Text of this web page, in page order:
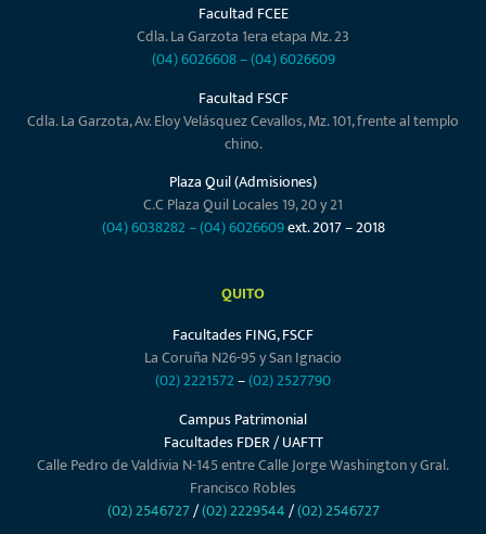
Facultad FCEE
Cdla. La Garzota 1era etapa Mz. 23
(04) 6026608–(04) 6026609
Facultad FSCF
Cdla. La Garzota, Av. Eloy Velásquez Cevallos, Mz. 101, frente al templo
chino.
Plaza Quil (Admisiones)
C.C Plaza Quil Locales 19, 20 y 21
(04) 6038282–(04) 6026609ext. 2017 – 2018
QUITO
Facultades FING, FSCF
La Coruña N26-95 y San Ignacio
(02) 2221572–(02) 2527790
Campus Patrimonial
Facultades FDER / UAFTT
Calle Pedro de Valdivia N-145 entre Calle Jorge Washington y Gral.
Francisco Robles
(02) 2546727/(02) 2229544/(02) 2546727